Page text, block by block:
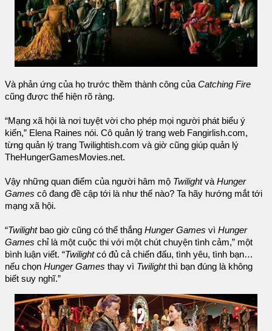
Và phản ứng của họ trước thềm thành công của Catching Fire
cũng được thể hiện rõ ràng.
“Mạng xã hội là nơi tuyệt vời cho phép mọi người phát biểu ý
kiến,” Elena Raines nói. Cô quản lý trang web Fangirlish.com,
từng quản lý trang Twilightish.com và giờ cũng giúp quản lý
TheHungerGamesMovies.net.
Vậy những quan điểm của người hâm mộ Twilightvà Hunger
Games cô đang đề cập tới là như thế nào? Ta hãy hướng mắt tới
mạng xã hội.
“Twilightbao giờ cũng có thể thắng Hunger Games vì Hunger
Games chỉ là một cuộc thi với một chút chuyện tình cảm,” một
bình luận viết. “Twilightcó đủ cả chiến đấu, tình yêu, tình bạn…
nếu chọn Hunger Games thay vì Twilightthì bạn đúng là không
biết suy nghĩ.”